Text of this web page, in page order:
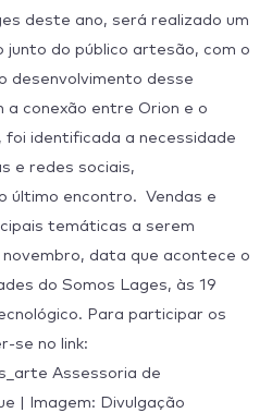
deste ano, será realizado um
do público artesão, com o
desenvolvimento desse
a conexão entre Orion e o
identificada a necessidade
e redes sociais,
último encontro. Vendas e
temáticas a serem
data que acontece o
do Somos Lages, às 19
Para participar os
se no link:
Assessoria de
| Imagem: Divulgação